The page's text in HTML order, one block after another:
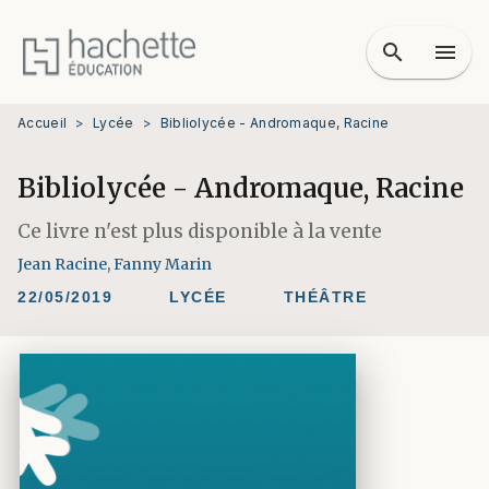
MENU RECHERCHE
PIED DE PAGE
search menu
Accueil > Lycée > Bibliolycée - Andromaque, Racine
Bibliolycée - Andromaque, Racine
Ce livre n'est plus disponible à la vente
Jean Racine,Fanny Marin
22/05/2019 LYCÉE THÉÂTRE